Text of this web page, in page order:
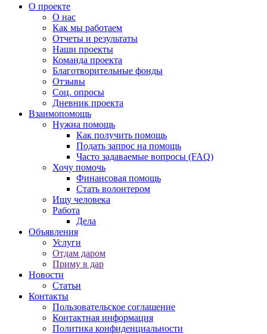
О проекте
О нас
Как мы работаем
Отчеты и результаты
Наши проекты
Команда проекта
Благотворительные фонды
Отзывы
Соц. опросы
Дневник проекта
Взаимопомощь
Нужна помощь
Как получить помощь
Подать запрос на помощь
Часто задаваемые вопросы (FAQ)
Хочу помочь
Финансовая помощь
Стать волонтером
Ищу человека
Работа
Дела
Объявления
Услуги
Отдам даром
Приму в дар
Новости
Статьи
Контакты
Пользовательское соглашение
Контактная информация
Политика конфиденциальности